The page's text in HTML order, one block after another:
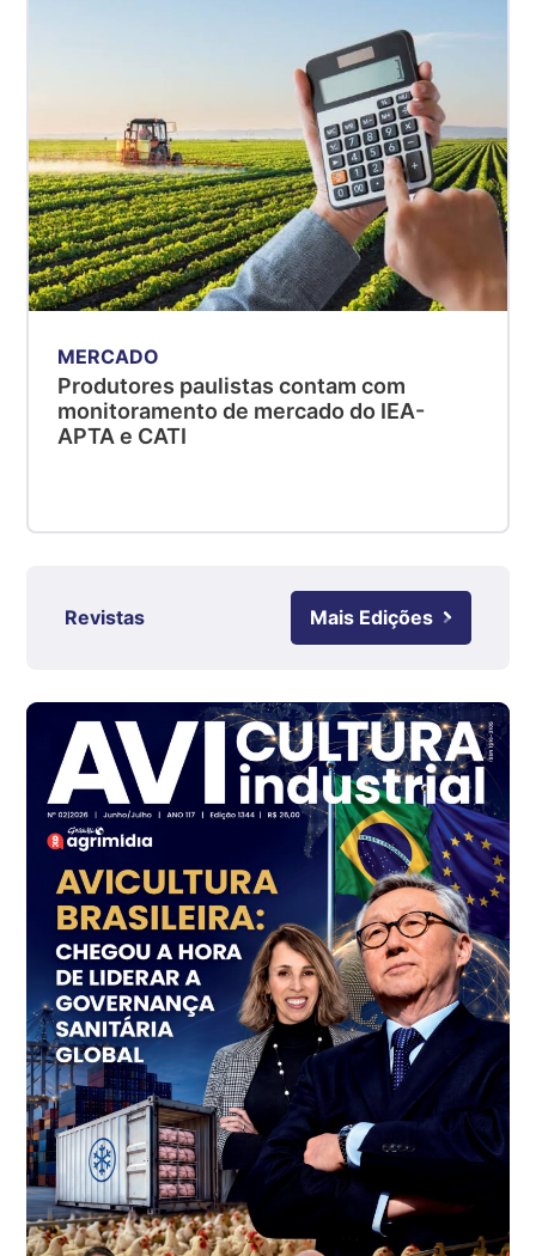
Suíno - Estadual
MG
R$ 5,05
kg
Suíno - Estadual
PR
R$ 4,53
Suíno - Estadual
SC
R$ 4,48
RS
Ovo Branco - Regional
cx
Ovo Branco - Regional
Branco
R$ 145,34
cx
Ovo Vermelho - Regional
Grande São Paulo (SP)
R$ 155,59
cx
Ovo Vermelho - Regional
Vermelho
R$ 159,31
cx
Ovo Branco - Regional
Bastos (SP)
R$ 134,40
cx
Ovo Vermelho - Regional
MERCADO
Produtores paulistas contam com
monitoramento de mercado do IEA-
APTA e CATI
Revistas Mais Edições